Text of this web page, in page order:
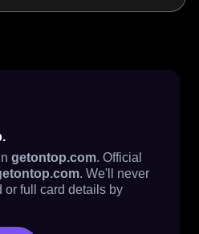
getontop.com. Official
. We'll never
or full card details by